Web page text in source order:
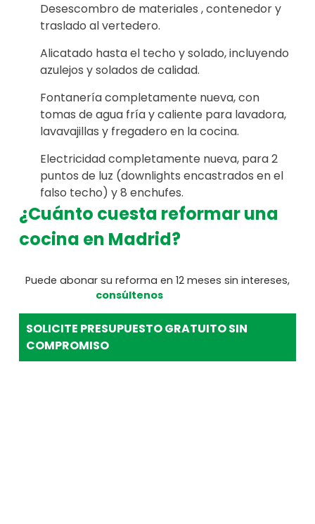
Desescombro de materiales , contenedor y
traslado al vertedero.
Alicatado hasta el techo y solado, incluyendo
azulejos y solados de calidad.
Fontanería completamente nueva, con
tomas de agua fría y caliente para lavadora,
lavavajillas y fregadero en la cocina.
Electricidad completamente nueva, para 2
puntos de luz (downlights encastrados en el
falso techo) y 8 enchufes.
¿Cuánto cuesta reformar una
cocina en Madrid?
Puede abonar su reforma en 12 meses sin intereses,
consúltenos
SOLICITE PRESUPUESTO GRATUITO SIN
COMPROMISO